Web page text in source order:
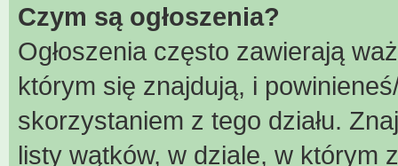
Czym są ogłoszenia?
Ogłoszenia często zawierają
którym się znajdują, i
skorzystaniem z tego działu.
listy wątków, w dziale, w którym